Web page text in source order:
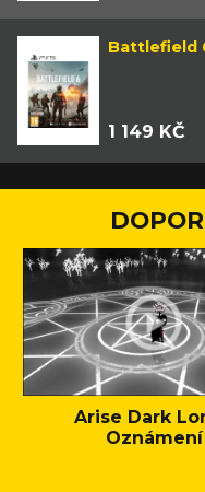
Battlefield
1 149 KČ
Arise Dark
Oznámení